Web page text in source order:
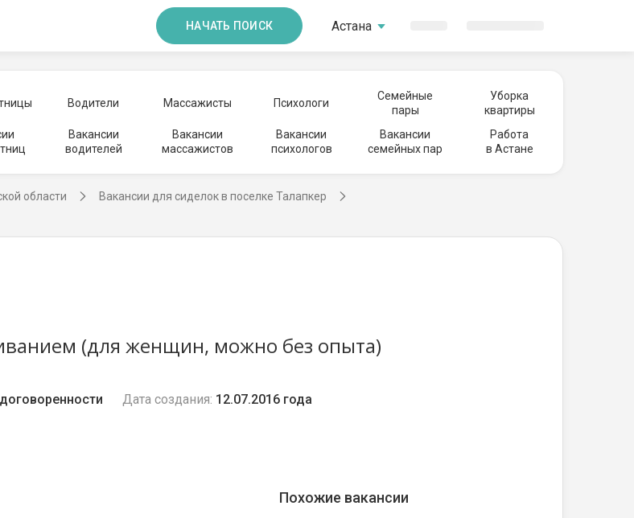
НАЧАТЬ ПОИСК Астана
Водители Массажисты Психологи
Семейные
пары
Уборка
квартиры
Вакансии
водителей
Вакансии
массажистов
Вакансии
психологов
Вакансии
семейных пар
Работа
в Астане
области
Вакансии для сиделок в поселке Талапкер
(для женщин, можно без опыта)
Дата создания: 12.07.2016 года
Похожие вакансии